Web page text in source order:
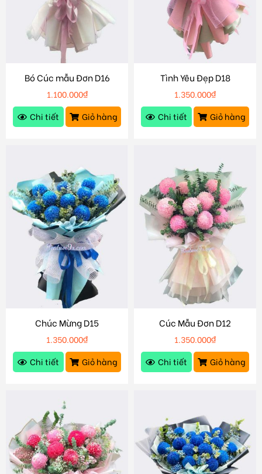
Bó Cúc mẫu Đơn D16
1.100.000₫
Chi tiết
Giỏ hàng
Tình Yêu Đẹp D18
1.350.000₫
Chi tiết
Giỏ hàng
Chúc Mừng D15
1.350.000₫
Chi tiết
Giỏ hàng
Cúc Mẫu Đơn D12
1.350.000₫
Chi tiết
Giỏ hàng